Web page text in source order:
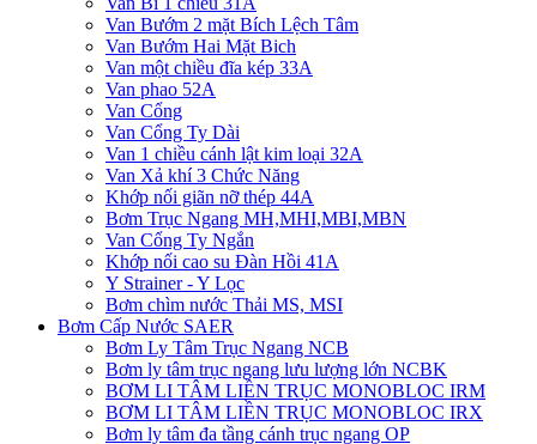
Van Bướm 2 mặt Bích Lệch Tâm
Van Bướm Hai Mặt Bich
Van một chiều đĩa kép 33A
Van phao 52A
Van Cổng
Van Cổng Ty Dài
Van 1 chiều cánh lật kim loại 32A
Van Xả khí 3 Chức Năng
Khớp nối giãn nỡ thép 44A
Bơm Trục Ngang MH,MHI,MBI,MBN
Van Cổng Ty Ngắn
Khớp nối cao su Đàn Hồi 41A
Y Strainer - Y Lọc
Bơm chìm nước Thải MS, MSI
Bơm Cấp Nước SAER
Bơm Ly Tâm Trục Ngang NCB
Bơm ly tâm trục ngang lưu lượng lớn NCBK
BƠM LI TÂM LIỀN TRỤC MONOBLOC IRM
BƠM LI TÂM LIỀN TRỤC MONOBLOC IRX
Bơm ly tâm đa tầng cánh trục ngang OP